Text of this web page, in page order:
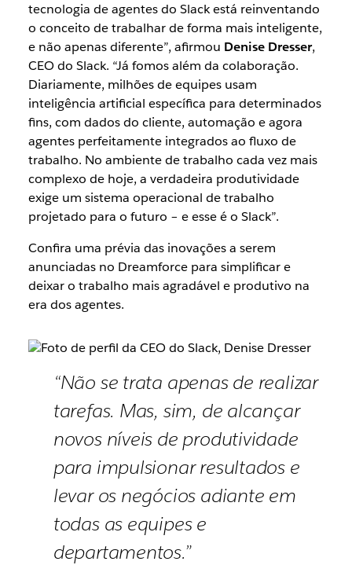
tecnologia de agentes do Slack está reinventando
o conceito de trabalhar de forma mais inteligente,
e não apenas diferente”, afirmou Denise Dresser,
CEO do Slack. “Já fomos além da colaboração.
Diariamente, milhões de equipes usam
inteligência artificial específica para determinados
fins, com dados do cliente, automação e agora
agentes perfeitamente integrados ao fluxo de
trabalho. No ambiente de trabalho cada vez mais
complexo de hoje, a verdadeira produtividade
exige um sistema operacional de trabalho
projetado para o futuro – e esse é o Slack”.
Confira uma prévia das inovações a serem
anunciadas no Dreamforce para simplificar e
deixar o trabalho mais agradável e produtivo na
era dos agentes.
“Não se trata apenas de realizar
tarefas. Mas, sim, de alcançar
novos níveis de produtividade
para impulsionar resultados e
levar os negócios adiante em
todas as equipes e
departamentos.”